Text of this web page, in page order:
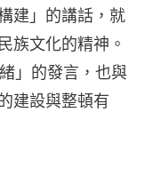
建」的講話，就
族文化的精神。
」的發言，也與
建設與整頓有